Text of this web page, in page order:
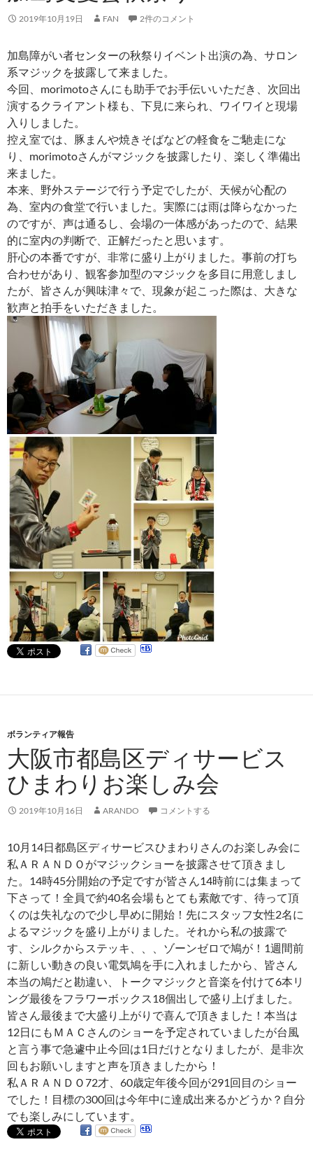
2019年10月19日 FAN 2件のコメント
加島障がい者センターの秋祭りイベント出演の為、サロン
系マジックを披露して来ました。
今回、morimotoさんにも助手でお手伝いいただき、次回出
演するクライアント様も、下見に来られ、ワイワイと現場
入りしました。
控え室では、豚まんや焼きそばなどの軽食をご馳走にな
り、morimotoさんがマジックを披露したり、楽しく準備出
来ました。
本来、野外ステージで行う予定でしたが、天候が心配の
為、室内の食堂で行いました。実際には雨は降らなかった
のですが、声は通るし、会場の一体感があったので、結果
的に室内の判断で、正解だったと思います。
肝心の本番ですが、非常に盛り上がりました。事前の打ち
合わせがあり、観客参加型のマジックを多目に用意しまし
たが、皆さんが興味津々で、現象が起こった際は、大きな
歓声と拍手をいただきました。
ボランティア報告
大阪市都島区ディサービス
ひまわりお楽しみ会
2019年10月16日 ARANDO コメントする
10月14日都島区ディサービスひまわりさんのお楽しみ会に
私ＡＲＡＮＤＯがマジックショーを披露させて頂きまし
た。14時45分開始の予定ですが皆さん14時前には集まって
下さって！全員で約40名会場もとても素敵です、待って頂
くのは失礼なので少し早めに開始！先にスタッフ女性2名に
よるマジックを盛り上がりました。それから私の披露で
す、シルクからステッキ、、、ゾーンゼロで鳩が！1週間前
に新しい動きの良い電気鳩を手に入れましたから、皆さん
本当の鳩だと勘違い、トークマジックと音楽を付けて6本リ
ング最後をフラワーボックス18個出しで盛り上げました。
皆さん最後まで大盛り上がりで喜んで頂きました！本当は
12日にもＭＡＣさんのショーを予定されていましたが台風
と言う事で急遽中止今回は1日だけとなりましたが、是非次
回もお願いしますと声を頂きましたから！
私ＡＲＡＮＤＯ72才、60歳定年後今回が291回目のショー
でした！目標の300回は今年中に達成出来るかどうか？自分
でも楽しみにしています。